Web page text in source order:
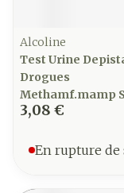
Alcoline
Test Urine
Drogues
Methamf.mamp
3,08 €
En rupture de